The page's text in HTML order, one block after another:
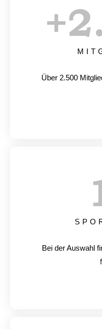
+
Über 2.500
Bei der Auswahl